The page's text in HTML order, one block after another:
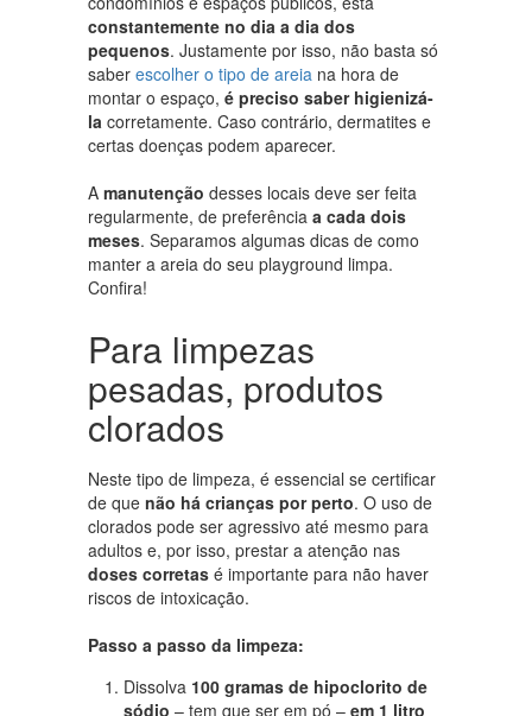
constantemente no dia a dia dos
pequenos. Justamente por isso, não basta só
saber escolher o tipo de areia na hora de
montar o espaço, é preciso saber higienizá-
la corretamente. Caso contrário, dermatites e
certas doenças podem aparecer.
A manutenção desses locais deve ser feita
regularmente, de preferência a cada dois
meses. Separamos algumas dicas de como
manter a areia do seu playground limpa.
Confira!
Para limpezas
pesadas, produtos
clorados
Neste tipo de limpeza, é essencial se certificar
de que não há crianças por perto. O uso de
clorados pode ser agressivo até mesmo para
adultos e, por isso, prestar a atenção nas
doses corretas é importante para não haver
riscos de intoxicação.
Passo a passo da limpeza:
Dissolva 100 gramas de hipoclorito de
sódio – tem que ser em pó – em 1 litro